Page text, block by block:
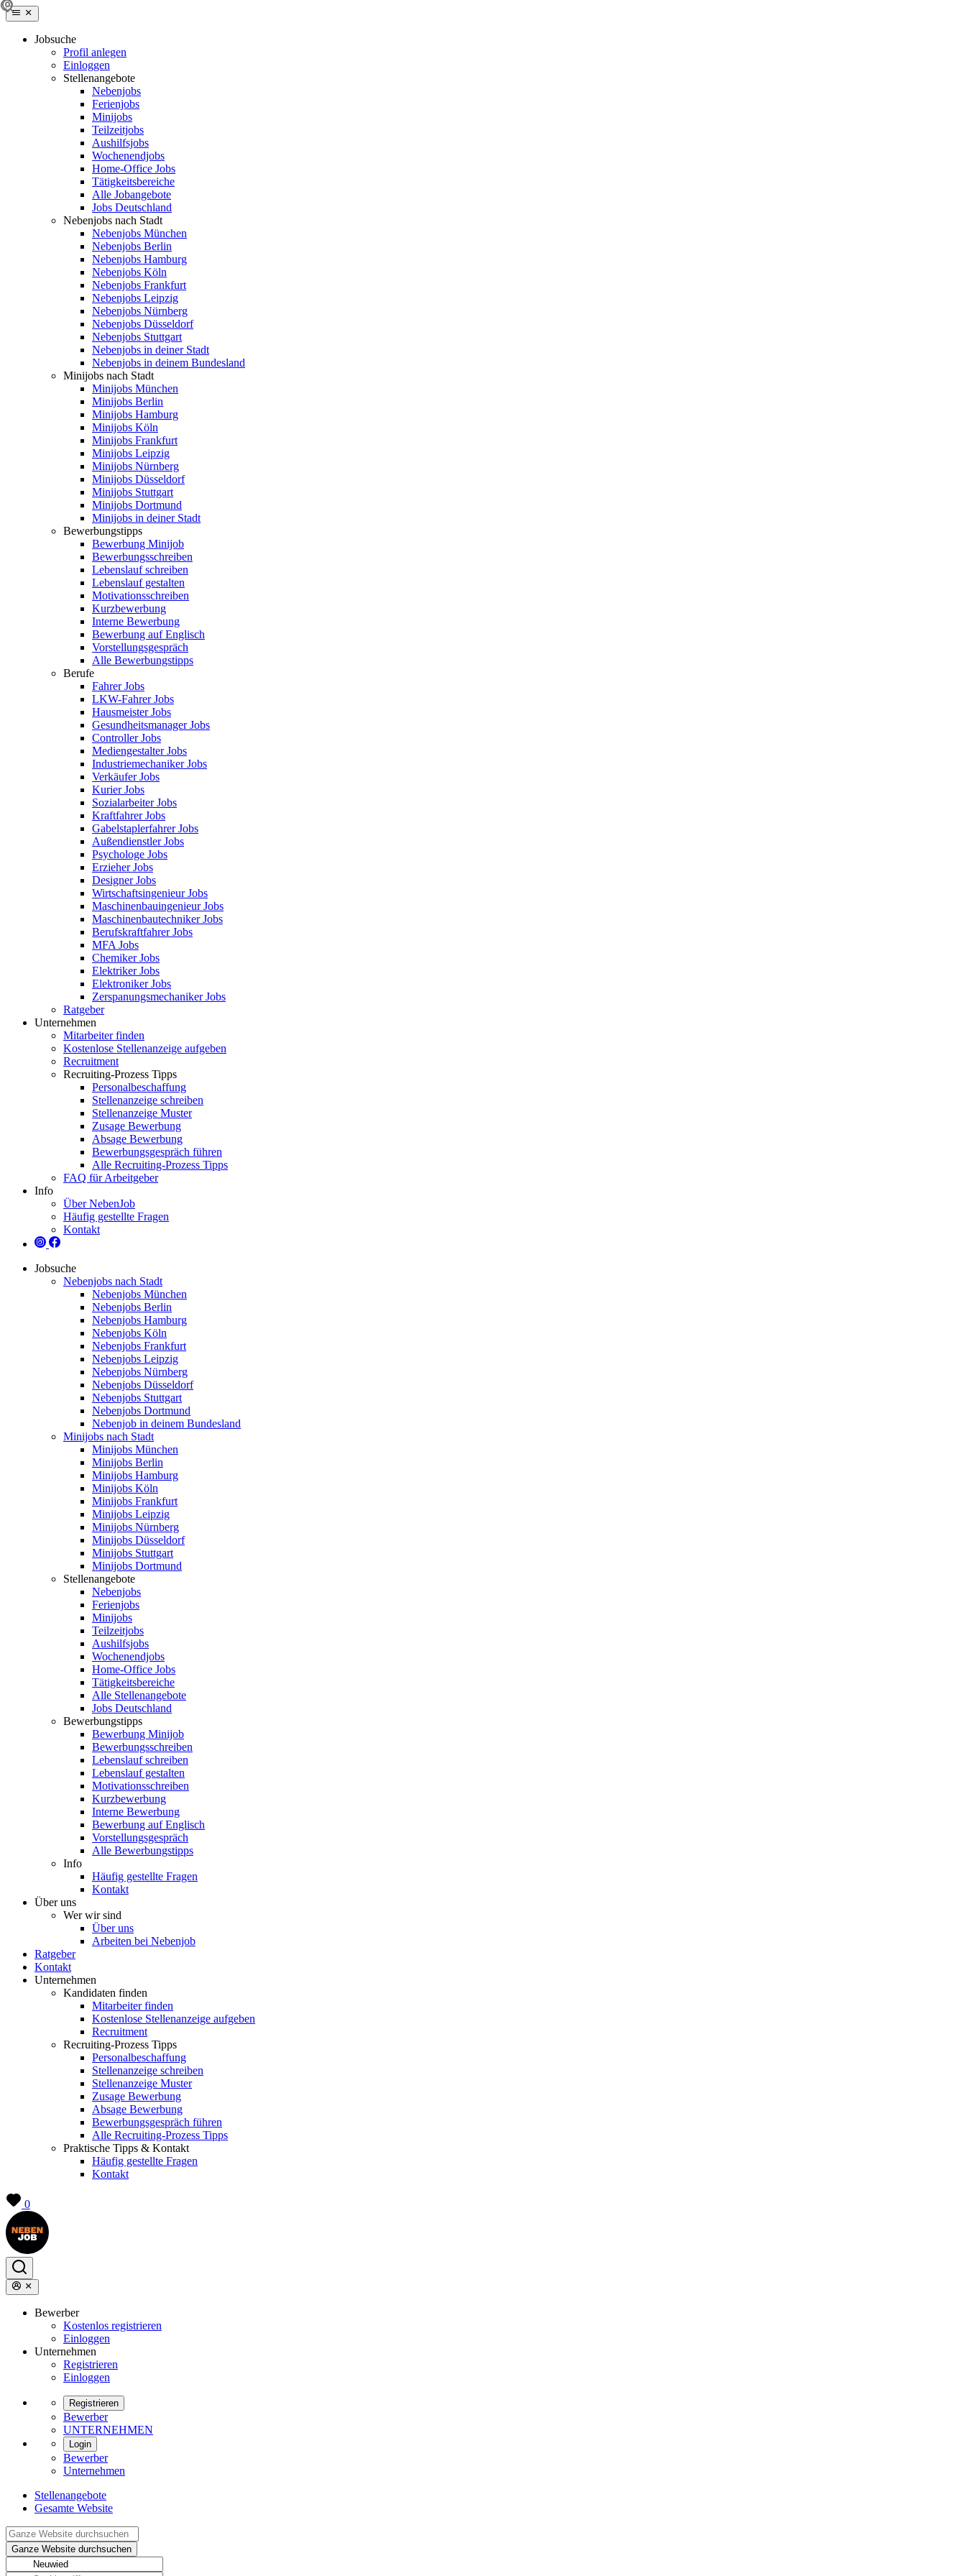
Jobsuche
Profil anlegen
Einloggen
Stellenangebote
Nebenjobs
Ferienjobs
Minijobs
Teilzeitjobs
Aushilfsjobs
Wochenendjobs
Home-Office Jobs
Tätigkeitsbereiche
Alle Jobangebote
Jobs Deutschland
Nebenjobs nach Stadt
Nebenjobs München
Nebenjobs Berlin
Nebenjobs Hamburg
Nebenjobs Köln
Nebenjobs Frankfurt
Nebenjobs Leipzig
Nebenjobs Nürnberg
Nebenjobs Düsseldorf
Nebenjobs Stuttgart
Nebenjobs in deiner Stadt
Nebenjobs in deinem Bundesland
Minijobs nach Stadt
Minijobs München
Minijobs Berlin
Minijobs Hamburg
Minijobs Köln
Minijobs Frankfurt
Minijobs Leipzig
Minijobs Nürnberg
Minijobs Düsseldorf
Minijobs Stuttgart
Minijobs Dortmund
Minijobs in deiner Stadt
Bewerbungstipps
Bewerbung Minijob
Bewerbungsschreiben
Lebenslauf schreiben
Lebenslauf gestalten
Motivationsschreiben
Kurzbewerbung
Interne Bewerbung
Bewerbung auf Englisch
Vorstellungsgespräch
Alle Bewerbungstipps
Berufe
Fahrer Jobs
LKW-Fahrer Jobs
Hausmeister Jobs
Gesundheitsmanager Jobs
Controller Jobs
Mediengestalter Jobs
Industriemechaniker Jobs
Verkäufer Jobs
Kurier Jobs
Sozialarbeiter Jobs
Kraftfahrer Jobs
Gabelstaplerfahrer Jobs
Außendienstler Jobs
Psychologe Jobs
Erzieher Jobs
Designer Jobs
Wirtschaftsingenieur Jobs
Maschinenbauingenieur Jobs
Maschinenbautechniker Jobs
Berufskraftfahrer Jobs
MFA Jobs
Chemiker Jobs
Elektriker Jobs
Elektroniker Jobs
Zerspanungsmechaniker Jobs
Ratgeber
Unternehmen
Mitarbeiter finden
Kostenlose Stellenanzeige aufgeben
Recruitment
Recruiting-Prozess Tipps
Personalbeschaffung
Stellenanzeige schreiben
Stellenanzeige Muster
Zusage Bewerbung
Absage Bewerbung
Bewerbungsgespräch führen
Alle Recruiting-Prozess Tipps
FAQ für Arbeitgeber
Info
Über NebenJob
Häufig gestellte Fragen
Kontakt
Jobsuche
Nebenjobs nach Stadt
Nebenjobs München
Nebenjobs Berlin
Nebenjobs Hamburg
Nebenjobs Köln
Nebenjobs Frankfurt
Nebenjobs Leipzig
Nebenjobs Nürnberg
Nebenjobs Düsseldorf
Nebenjobs Stuttgart
Nebenjobs Dortmund
Nebenjob in deinem Bundesland
Minijobs nach Stadt
Minijobs München
Minijobs Berlin
Minijobs Hamburg
Minijobs Köln
Minijobs Frankfurt
Minijobs Leipzig
Minijobs Nürnberg
Minijobs Düsseldorf
Minijobs Stuttgart
Minijobs Dortmund
Stellenangebote
Nebenjobs
Ferienjobs
Minijobs
Teilzeitjobs
Aushilfsjobs
Wochenendjobs
Home-Office Jobs
Tätigkeitsbereiche
Alle Stellenangebote
Jobs Deutschland
Bewerbungstipps
Bewerbung Minijob
Bewerbungsschreiben
Lebenslauf schreiben
Lebenslauf gestalten
Motivationsschreiben
Kurzbewerbung
Interne Bewerbung
Bewerbung auf Englisch
Vorstellungsgespräch
Alle Bewerbungstipps
Info
Häufig gestellte Fragen
Kontakt
Über uns
Wer wir sind
Über uns
Arbeiten bei Nebenjob
Ratgeber
Kontakt
Unternehmen
Kandidaten finden
Mitarbeiter finden
Kostenlose Stellenanzeige aufgeben
Recruitment
Recruiting-Prozess Tipps
Personalbeschaffung
Stellenanzeige schreiben
Stellenanzeige Muster
Zusage Bewerbung
Absage Bewerbung
Bewerbungsgespräch führen
Alle Recruiting-Prozess Tipps
Praktische Tipps & Kontakt
Häufig gestellte Fragen
Kontakt
0
Bewerber
Kostenlos registrieren
Einloggen
Unternehmen
Registrieren
Einloggen
Registrieren
Bewerber
UNTERNEHMEN
Login
Bewerber
Unternehmen
Stellenangebote
Gesamte Website